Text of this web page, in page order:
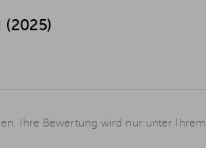
(2025)
Ihre Bewertung wird nur unter Ihrem